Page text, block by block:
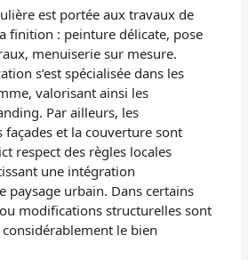
est portée aux travaux de
finition : peinture délicate, pose
menuiserie sur mesure.
s’est spécialisée dans les
valorisant ainsi les
Par ailleurs, les
et la couverture sont
respect des règles locales
une intégration
paysage urbain. Dans certains
modifications structurelles sont
le bien